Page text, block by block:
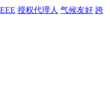
授权代理人 气候友好 跨